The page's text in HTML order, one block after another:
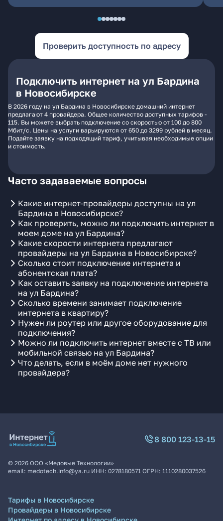
Проверить доступность по адресу
Подключить интернет на ул Бардина
в Новосибирске
В 2026 году на ул Бардина в Новосибирске домашний интернет
предлагают 4 провайдера. Общее количество доступных тарифов -
115. Вы можете выбрать подключение со скоростью от 100 до 800
Мбит/с. Цены на услуги варьируются от 650 до 3299 рублей в месяц.
Подайте заявку на подходящий тариф, учитывая необходимые опции
и стоимость.
Часто задаваемые вопросы
Какие интернет-провайдеры доступны на ул
Бардина в Новосибирске?
Как проверить, можно ли подключить интернет в
моем доме на ул Бардина?
Какие скорости интернета предлагают
провайдеры на ул Бардина в Новосибирске?
Сколько стоит подключение интернета и
абонентская плата?
Как оставить заявку на подключение интернета
на ул Бардина?
Сколько времени занимает подключение
интернета в квартиру?
Нужен ли роутер или другое оборудование для
подключения?
Можно ли подключить интернет вместе с ТВ или
мобильной связью на ул Бардина?
Что делать, если в моём доме нет нужного
провайдера?
8 800 123-13-15
© 2026 ООО «Медовые Технологии»
email: medotech.info@ya.ru ИНН: 0278180571 ОГРН: 1110280037526
Тарифы в Новосибирске
Провайдеры в Новосибирске